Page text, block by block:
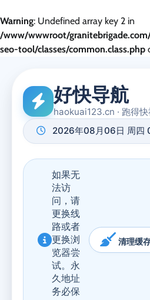
Warning: Undefined array key 2 in
/www/wwwroot/
seo-tool/classes/common.class.php